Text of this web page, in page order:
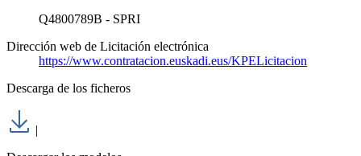
Q4800789B - SPRI
Dirección web de Licitación electrónica
https://www.contratacion.euskadi.eus/KPELicitacion
Descarga de los ficheros
|